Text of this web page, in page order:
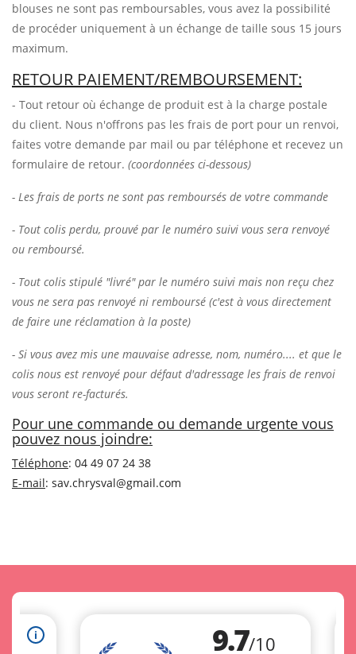
blouses ne sont pas remboursables, vous avez la possibilité
de procéder uniquement à un échange de taille sous 15 jours
maximum.
RETOUR PAIEMENT/REMBOURSEMENT:
- Tout retour où échange de produit est à la charge postale
du client. Nous n'offrons pas les frais de port pour un renvoi,
faites votre demande par mail ou par téléphone et recevez un
formulaire de retour. (coordonnées ci-dessous)
- Les frais de ports ne sont pas remboursés de votre commande
- Tout colis perdu, prouvé par le numéro suivi vous sera renvoyé
ou remboursé.
- Tout colis stipulé "livré" par le numéro suivi mais non reçu chez
vous ne sera pas renvoyé ni remboursé (c'est à vous directement
de faire une réclamation à la poste)
- Si vous avez mis une mauvaise adresse, nom, numéro.... et que le
colis nous est renvoyé pour défaut d'adressage les frais de renvoi
vous seront re-facturés.
Pour une commande ou demande urgente vous
pouvez nous joindre:
Téléphone: 04 49 07 24 38
E-mail: sav.chrysval@gmail.com